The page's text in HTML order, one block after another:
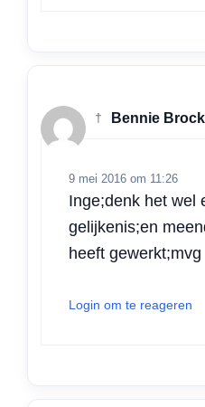
† Bennie
9 mei 2016 om 11:26
Inge;denk het wel
gelijkenis;en
heeft gewerkt;mvg
Login om te reageren